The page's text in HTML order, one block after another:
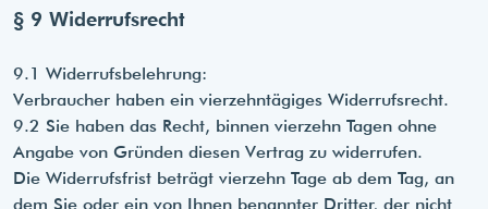
§ 9 Widerrufsrecht
9.1 Widerrufsbelehrung:
Verbraucher haben ein vierzehntägiges Widerrufsrecht.
9.2 Sie haben das Recht, binnen vierzehn Tagen ohne
Angabe von Gründen diesen Vertrag zu widerrufen.
Die Widerrufsfrist beträgt vierzehn Tage ab dem Tag, an
dem Sie oder ein von Ihnen benannter Dritter, der nicht